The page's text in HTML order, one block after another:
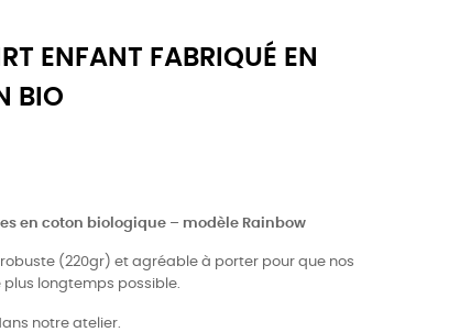
ENFANT FABRIQUÉ EN
BIO
en coton biologique – modèle Rainbow
robuste (220gr) et agréable à porter pour que nos
longtemps possible.
notre atelier.